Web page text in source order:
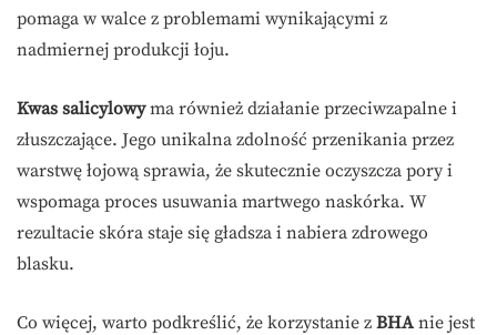
pomaga w walce z problemami wynikającymi z
nadmiernej produkcji łoju.
Kwas salicylowyma również działanie przeciwzapalne i
złuszczające. Jego unikalna zdolność przenikania przez
warstwę łojową sprawia, że skutecznie oczyszcza pory i
wspomaga proces usuwania martwego naskórka. W
rezultacie skóra staje się gładsza i nabiera zdrowego
blasku.
Co więcej, warto podkreślić, że korzystanie z BHA nie jest